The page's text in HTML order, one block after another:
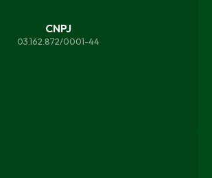
CNPJ
03.162.872/0001-44